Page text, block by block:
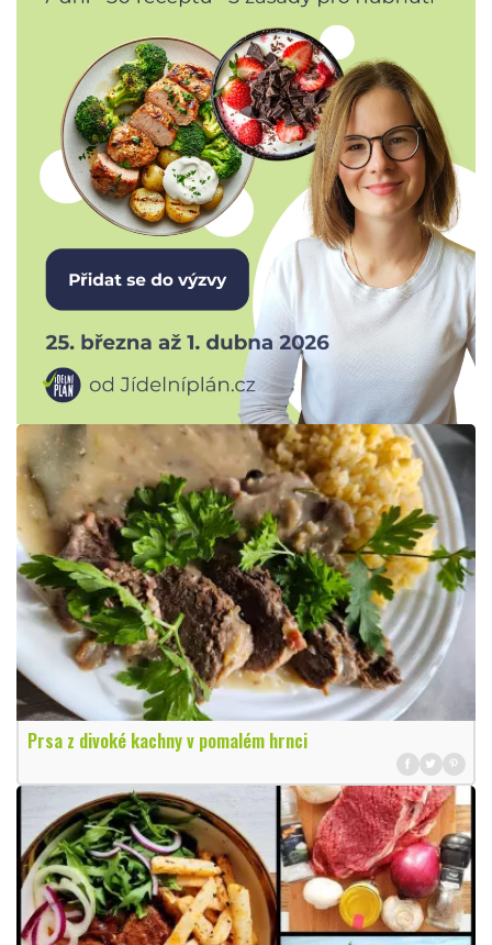
Prsa z divoké kachny v pomalém hrnci